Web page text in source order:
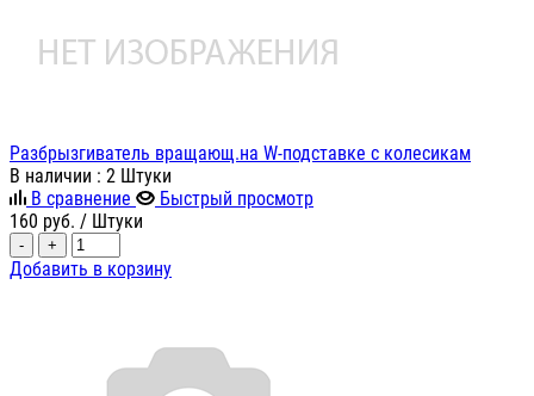
Разбрызгиватель вращающ.на W-подставке с колесикам
В наличии : 2 Штуки
В сравнение
Быстрый просмотр
160 руб. / Штуки
- +
Добавить в корзину